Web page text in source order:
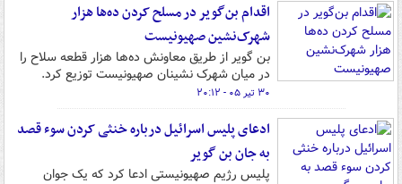
اقدام بن‌گویر در مسلح کردن ده‌ها هزار
شهرک‌نشین صهیونیست
بن گویر از طریق معاونش ده‌ها هزار قطعه سلاح را
در میان شهرک نشینان صهیونیست توزیع کرد.
۳۰ تیر ۰۵ - ۲۰:۱۲
ادعای پلیس اسرائیل درباره خنثی کردن سوء قصد
به جان بن گویر
پلیس رژیم صهیونیستی ادعا کرد که یک جوان